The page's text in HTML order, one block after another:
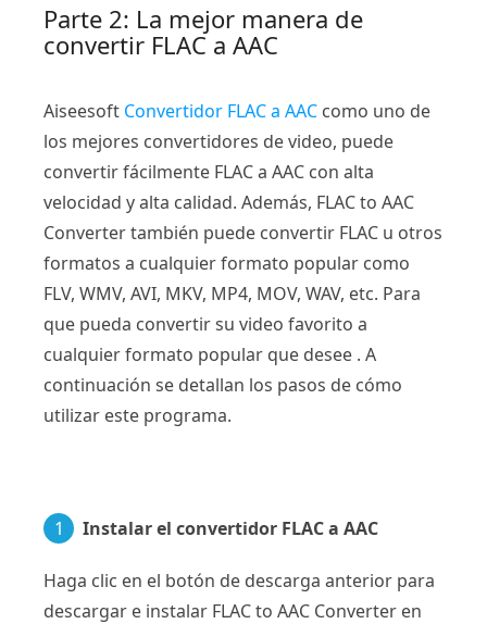
Parte 2: La mejor manera de
convertir FLAC a AAC
Aiseesoft Convertidor FLAC a AAC como uno de
los mejores convertidores de video, puede
convertir fácilmente FLAC a AAC con alta
velocidad y alta calidad. Además, FLAC to AAC
Converter también puede convertir FLAC u otros
formatos a cualquier formato popular como
FLV, WMV, AVI, MKV, MP4, MOV, WAV, etc. Para
que pueda convertir su video favorito a
cualquier formato popular que desee . A
continuación se detallan los pasos de cómo
utilizar este programa.
1 Instalar el convertidor FLAC a AAC
Haga clic en el botón de descarga anterior para
descargar e instalar FLAC to AAC Converter en